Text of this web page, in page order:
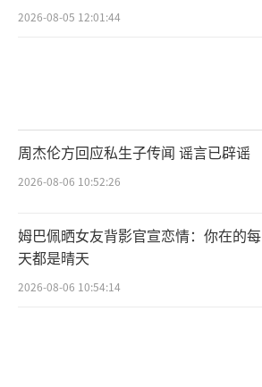
2026-08-05 12:01:44
周杰伦方回应私生子传闻 谣言已辟谣
2026-08-06 10:52:26
姆巴佩晒女友背影官宣恋情：你在的每
天都是晴天
2026-08-06 10:54:14